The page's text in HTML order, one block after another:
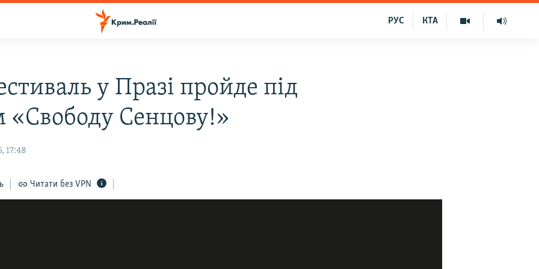
КТА
РУС
у Празі пройде під
«Свободу Сенцову!»
17:48
Читати без VPN